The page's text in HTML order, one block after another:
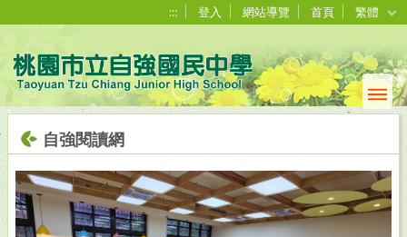
::: 登入 網站導覽 首頁 繁體
自強閱讀網